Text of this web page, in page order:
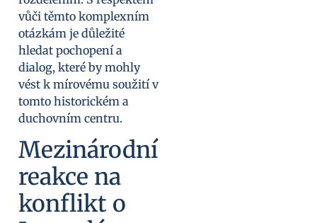
vůči těmto komplexním
otázkám je důležité
hledat pochopení a
dialog, které by mohly
vést k mírovému soužití v
tomto historickém a
duchovním centru.
Mezinárodní
reakce na
konflikt o